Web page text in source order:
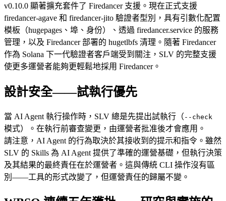
v0.10.0 顯著擴充套件了 Firedancer 支援。現在正式支援
firedancer-agave 和 firedancer-jito 驗證者型別，具有引數化配置
模板（hugepages、埠、身份）、透過 firedancer.service 的服務
管理，以及 Firedancer 部署的 hugetlbfs 清理。隨著 Firedancer
作為 Solana 下一代驗證者客戶端受到關注，SLV 的完整支援
使更多運營者能夠更輕鬆地採用 Firedancer。
設計安全——試執行優先
當 AI Agent 執行操作時，SLV 總是先提出試執行（ --check
模式）。在執行前審查變更，由運營者批准後才會應用。
請注意，AI Agent 的行為取決於其接收到的提示和指令。雖然
SLV 的 Skills 為 AI Agent 提供了準確的運營基礎，但執行決策
及其結果的最終責任在於運營者。這與傳統 CLI 操作沒有區
別——工具的形式改變了，但運營責任的歸屬不變。